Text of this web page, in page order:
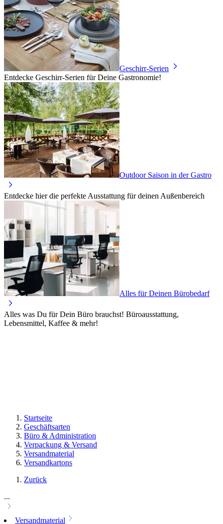
Geschirr-Serien
Entdecke Geschirr-Serien für Deine Gastronomie!
Outdoor Saison in der Gastro
Entdecke hier die perfekte Ausstattung für deinen Außenbereich
Alles für Deinen Bürobedarf
Alles was Du für Dein Büro brauchst! Büroausstattung,
Lebensmittel, Kaffee & mehr!
Startseite
Geschäftsarten
Büro & Administration
Verpackung & Versand
Versandmaterial
Versandkartons
Zurück
...
Versandmaterial